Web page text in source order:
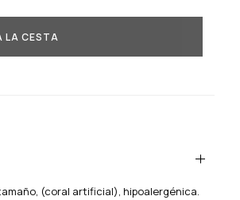
LA CESTA
tamaño, (coral artificial), hipoalergénica.